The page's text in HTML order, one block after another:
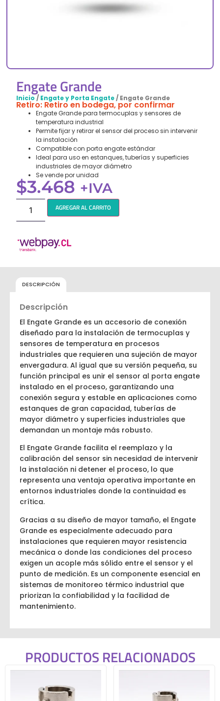
Engate Grande
Inicio / Engate y Porta Engate/ Engate Grande
Retiro: Retiro en bodega, por confirmar
Engate Grande para termocuplas y sensores de
temperatura industrial
Permite fijar y retirar el sensor del proceso sin intervenir
la instalación
Compatible con porta engate estándar
Ideal para uso en estanques, tuberías y superficies
industriales de mayor diámetro
Se vende por unidad
$3.468 +IVA
AGREGAR AL CARRITO
DESCRIPCIÓN
Descripción
El Engate Grande es un accesorio de conexión
diseñado para la instalación de termocuplas y
sensores de temperatura en procesos
industriales que requieren una sujeción de mayor
envergadura. Al igual que su versión pequeña, su
función principal es unir el sensor al porta engate
instalado en el proceso, garantizando una
conexión segura y estable en aplicaciones como
estanques de gran capacidad, tuberías de
mayor diámetro y superficies industriales que
demandan un montaje más robusto.
El Engate Grande facilita el reemplazo y la
calibración del sensor sin necesidad de intervenir
la instalación ni detener el proceso, lo que
representa una ventaja operativa importante en
entornos industriales donde la continuidad es
crítica.
Gracias a su diseño de mayor tamaño, el Engate
Grande es especialmente adecuado para
instalaciones que requieren mayor resistencia
mecánica o donde las condiciones del proceso
exigen un acople más sólido entre el sensor y el
punto de medición. Es un componente esencial en
sistemas de monitoreo térmico industrial que
priorizan la confiabilidad y la facilidad de
mantenimiento.
PRODUCTOS RELACIONADOS